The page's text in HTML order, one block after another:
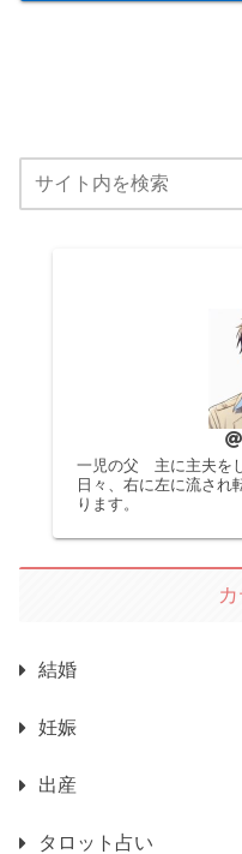
一児の父 主に主夫を
日々、右に左に流され
ります。
結婚
妊娠
出産
タロット占い